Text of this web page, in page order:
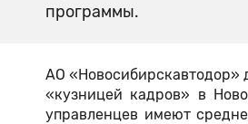
программы.
АО «Новосибирскавтодор»
«кузницей кадров» в
управленцев имеют